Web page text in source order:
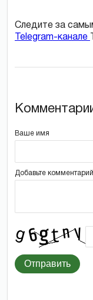
Следите за
Telegram-канале
Ваше имя
Добавьте комментарий
Отправить